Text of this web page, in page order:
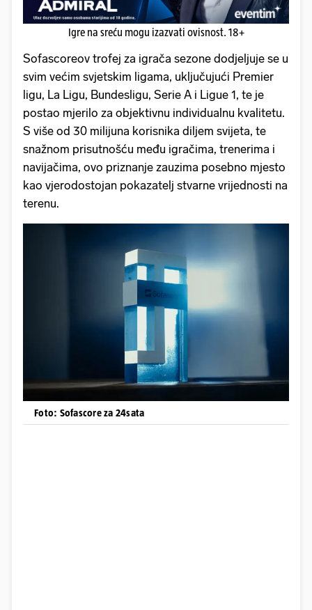
Igre na sreću mogu izazvati ovisnost. 18+
Sofascoreov trofej za igrača sezone dodjeljuje se u
svim većim svjetskim ligama, uključujući Premier
ligu, La Ligu, Bundesligu, Serie A i Ligue 1, te je
postao mjerilo za objektivnu individualnu kvalitetu.
S više od 30 milijuna korisnika diljem svijeta, te
snažnom prisutnošću među igračima, trenerima i
navijačima, ovo priznanje zauzima posebno mjesto
kao vjerodostojan pokazatelj stvarne vrijednosti na
terenu.
Foto: Sofascore za 24sata